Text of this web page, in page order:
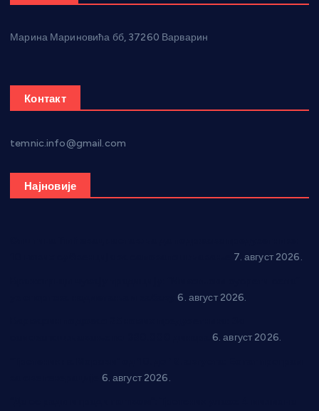
Марина Мариновића бб, 37260 Варварин
Контакт
temnic.info@gmail.com
Најновије
7. август 2026.
6. август 2026.
6. август 2026.
6. август 2026.